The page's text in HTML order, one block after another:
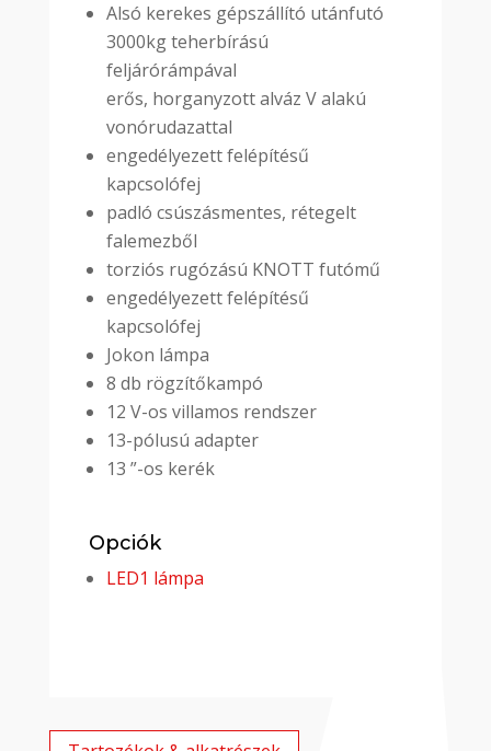
Alsó kerekes gépszállító utánfutó
3000kg teherbírású
feljárórámpával
erős, horganyzott alváz V alakú
vonórudazattal
engedélyezett felépítésű
kapcsolófej
padló csúszásmentes, rétegelt
falemezből
torziós rugózású KNOTT futómű
engedélyezett felépítésű
kapcsolófej
Jokon lámpa
8 db rögzítőkampó
12 V-os villamos rendszer
13-pólusú adapter
13 ”-os kerék
Opciók
LED1 lámpa